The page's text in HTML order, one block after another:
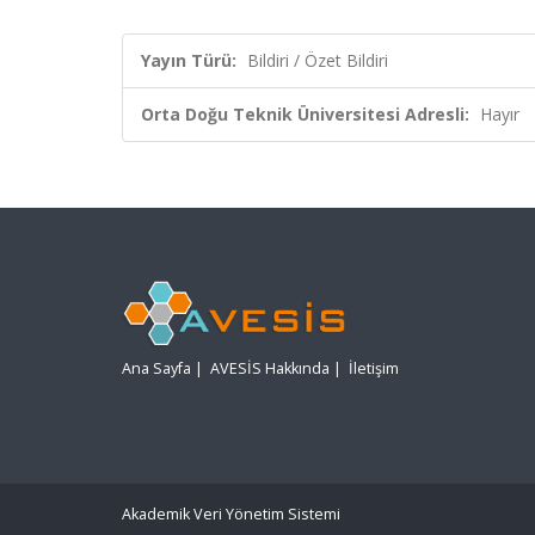
Yayın Türü: Bildiri / Özet Bildiri
Orta Doğu Teknik Üniversitesi Adresli: Hayır
Ana Sayfa | AVESİS Hakkında | İletişim
Akademik Veri Yönetim Sistemi